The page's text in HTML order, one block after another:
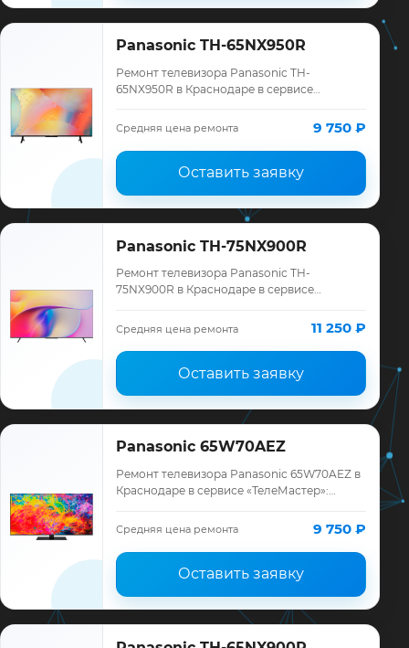
Panasonic TH-65NX950R
Ремонт телевизора Panasonic TH-
65NX950R в Краснодаре в сервисе
Panasonic, смета до ремонта, запчасти и
гарантия до 12 мес…
Средняя цена ремонта 9 750 ₽
Оставить заявку
Panasonic TH-75NX900R
Ремонт телевизора Panasonic TH-
75NX900R в Краснодаре в сервисе
Panasonic, смета до ремонта, запчасти и
гарантия до 12 мес…
Средняя цена ремонта 11 250 ₽
Оставить заявку
Panasonic 65W70AEZ
Ремонт телевизора Panasonic 65W70AEZ в
Краснодаре в сервисе «ТелеМастер»:
ремонта, запчасти и гарантия до 12
месяце…
Средняя цена ремонта 9 750 ₽
Оставить заявку